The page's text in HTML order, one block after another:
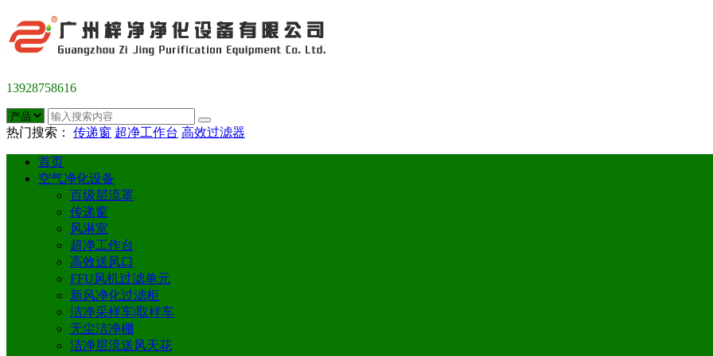
13928758616
热门搜索： 传递窗 超净工作台 高效过滤器
首页
空气净化设备
百级层流罩
传递窗
风淋室
超净工作台
高效送风口
FFU风机过滤单元
新风净化过滤柜
洁净采样车|取样车
无尘洁净棚
洁净层流送风天花